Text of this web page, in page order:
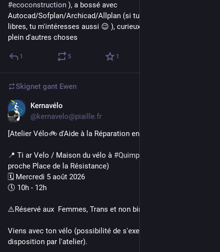
#ecoconstruction ), a bossé avec
Autocad/Sofplan/Archicad/Allplan (si tu aimes les logiciels
libres, tu m'intéresses aussi 😉 ), curieux, motivé, à l'écoute et
plein d'autres choses
1 5 1
Skignet gant Ewen
Kernavélo
@kernavelo@piaille.fr
[Atelier Vélo🚲 d'Aide à la Réparation en Mixité choisie]
📍 Ti ar Velo / Maison du vélo à #Quimper
proche Place de la Résistance)
🗓 Mercredi 5 août 2026
🕔 10h - 12h
⚠️Réservé aux  Femmes, Trans et non binaires.
Viens avec ton vélo (possibilité de s'exercer sur un vélo mis à
disposition par l'atelier).